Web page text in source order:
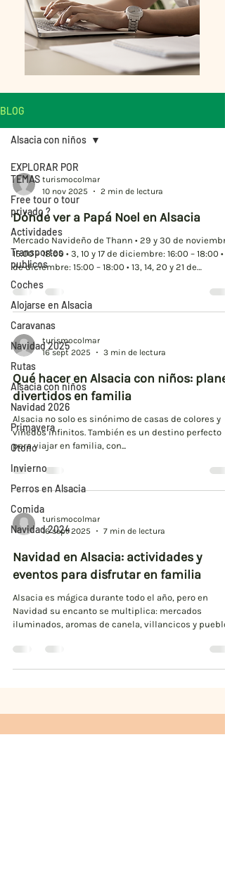
BLOG
EXPLORAR POR
TEMAS
Free tour o tour
privado ?
Actividades
Transportes
publicos
Coches
Alojarse en Alsacia
Caravanas
Navidad 2025
Rutas
Alsacia con niños
Navidad 2026
Primavera
Otoño
Invierno
Perros en Alsacia
Comida
Navidad 2024
Alsacia con niños
turismocolmar
10 nov 2025
2 min de lectura
Dónde ver a Papá Noel en Alsacia
Mercado Navideño de Thann • 29 y 30 de noviembre:
15:00 – 18:00 • 3, 10 y 17 de diciembre: 16:00 – 18:00 • 7
de diciembre: 15:00 – 18:00 • 13, 14, 20 y 21 de
diciembre: 15:00 – 18:00 • 24 de diciembre: 15:00 –
17:00 13/12/2025 – Muttersholtz • 13:00 – 18:30 •
Llegada de Papá Noel en barco , acompañado de
ángeles, duendes y Christkindel. ‼️Llegada de Papá
Noel en barco al puente de Neugraben a las 14:30 • Se
turismocolmar
16 sept 2025
3 min de lectura
Qué hacer en Alsacia con niños:
divertidos en familia
Alsacia no solo es sinónimo de casas de colores y
viñedos infinitos. También es un destino perfecto
para viajar en familia, con...
turismocolmar
16 sept 2025
7 min de lectura
Navidad en Alsacia: actividades y
eventos para disfrutar en familia
Alsacia es mágica durante todo el año, pero en
Navidad su encanto se multiplica: mercados
iluminados, aromas de canela, villancicos y
niños o simplemente quieres vivir experiencias